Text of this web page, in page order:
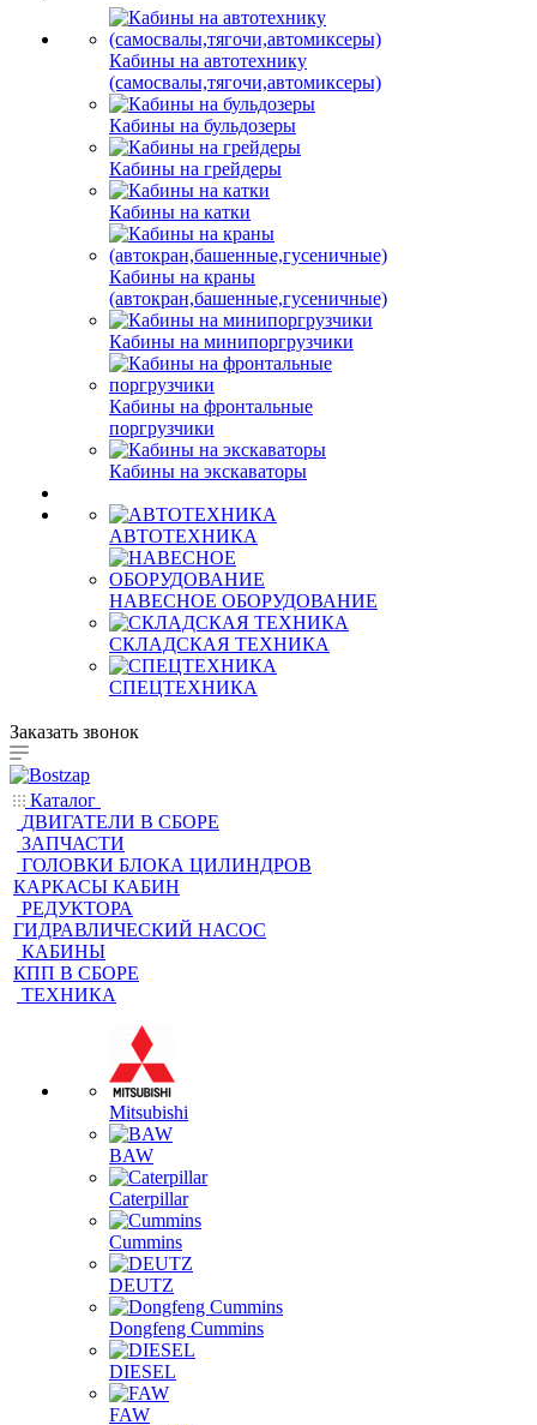
Кабины на автотехнику
(самосвалы,тягочи,автомиксеры)
Кабины на бульдозеры
Кабины на грейдеры
Кабины на катки
Кабины на краны
(автокран,башенные,гусеничные)
Кабины на минипоргрузчики
Кабины на фронтальные
поргрузчики
Кабины на экскаваторы
АВТОТЕХНИКА
НАВЕСНОЕ ОБОРУДОВАНИЕ
СКЛАДСКАЯ ТЕХНИКА
СПЕЦТЕХНИКА
Каталог
ДВИГАТЕЛИ В СБОРЕ
ЗАПЧАСТИ
ГОЛОВКИ БЛОКА ЦИЛИНДРОВ
КАРКАСЫ КАБИН
РЕДУКТОРА
ГИДРАВЛИЧЕСКИЙ НАСОС
КАБИНЫ
КПП В СБОРЕ
ТЕХНИКА
Mitsubishi
BAW
Caterpillar
Cummins
DEUTZ
Dongfeng Cummins
DIESEL
FAW